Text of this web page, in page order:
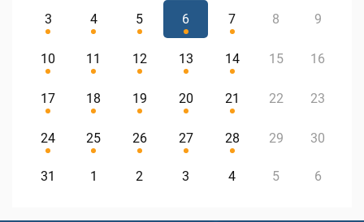
3 4 5 6 7 8 9
10 11 12 13 14 15 16
17 18 19 20 21 22 23
24 25 26 27 28 29 30
31 1 2 3 4 5 6